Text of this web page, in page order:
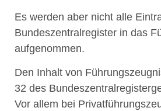
Es werden aber nicht alle
Bundeszentralregister in das
aufgenommen.
Den Inhalt von
32 des
Vor allem bei